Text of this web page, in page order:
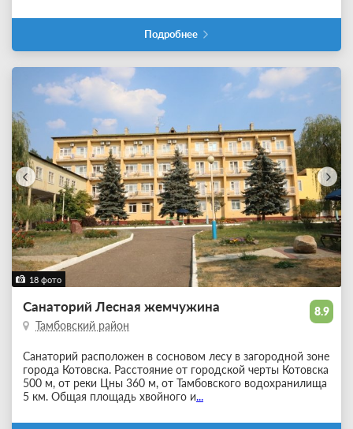
Подробнее
18 фото
8.9
Санаторий Лесная жемчужина
Тамбовский район
Санаторий расположен в сосновом лесу в загородной зоне
города Котовска. Расстояние от городской черты Котовска
500 м, от реки Цны 360 м, от Тамбовского водохранилища
5 км. Общая площадь хвойного и...